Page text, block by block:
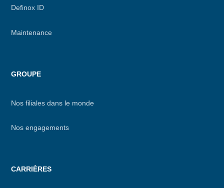
Definox ID
Maintenance
GROUPE
Nos filiales dans le monde
Nos engagements
CARRIÈRES